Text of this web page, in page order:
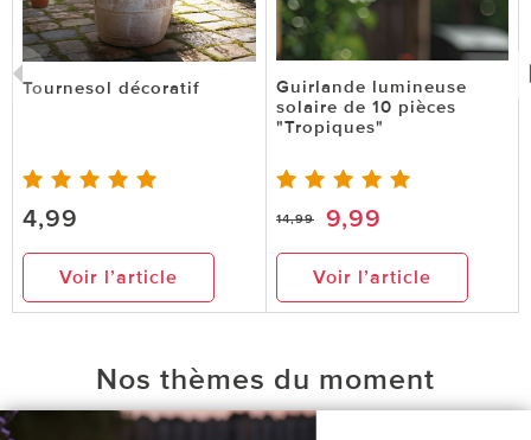
Tournesol décoratif
4,99
Voir l’article
Guirlande lumineuse
solaire de 10 pièces
"Tropiques"
14,99 9,99
Voir l’article
Nos thèmes du moment